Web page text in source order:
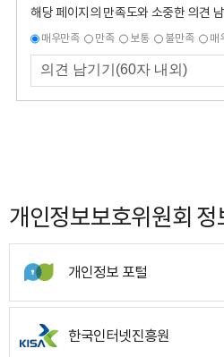
해당 페이지의 만족도와 소중한 의견
매우만족 만족 보통 불만족 매
개인정보보호위원회
개인정보 포털
한국인터넷진흥원